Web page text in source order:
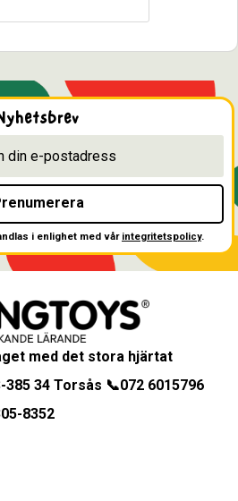
i enlighet med vår integritetspolicy.
med det stora hjärtat
34 Torsås 📞072 6015796
8352